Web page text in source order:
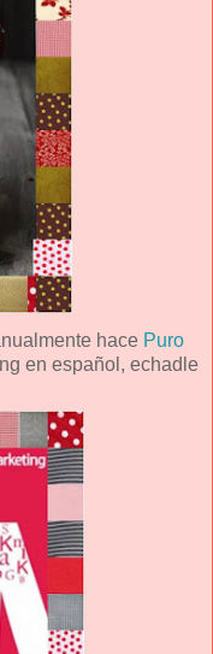
hace Puro
en español, echadle